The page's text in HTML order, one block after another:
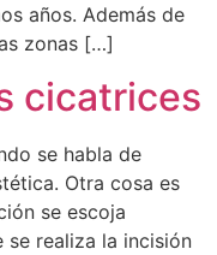
años. Además de
zonas […]
cicatrices
se habla de
Otra cosa es
se escoja
se realiza la incisión